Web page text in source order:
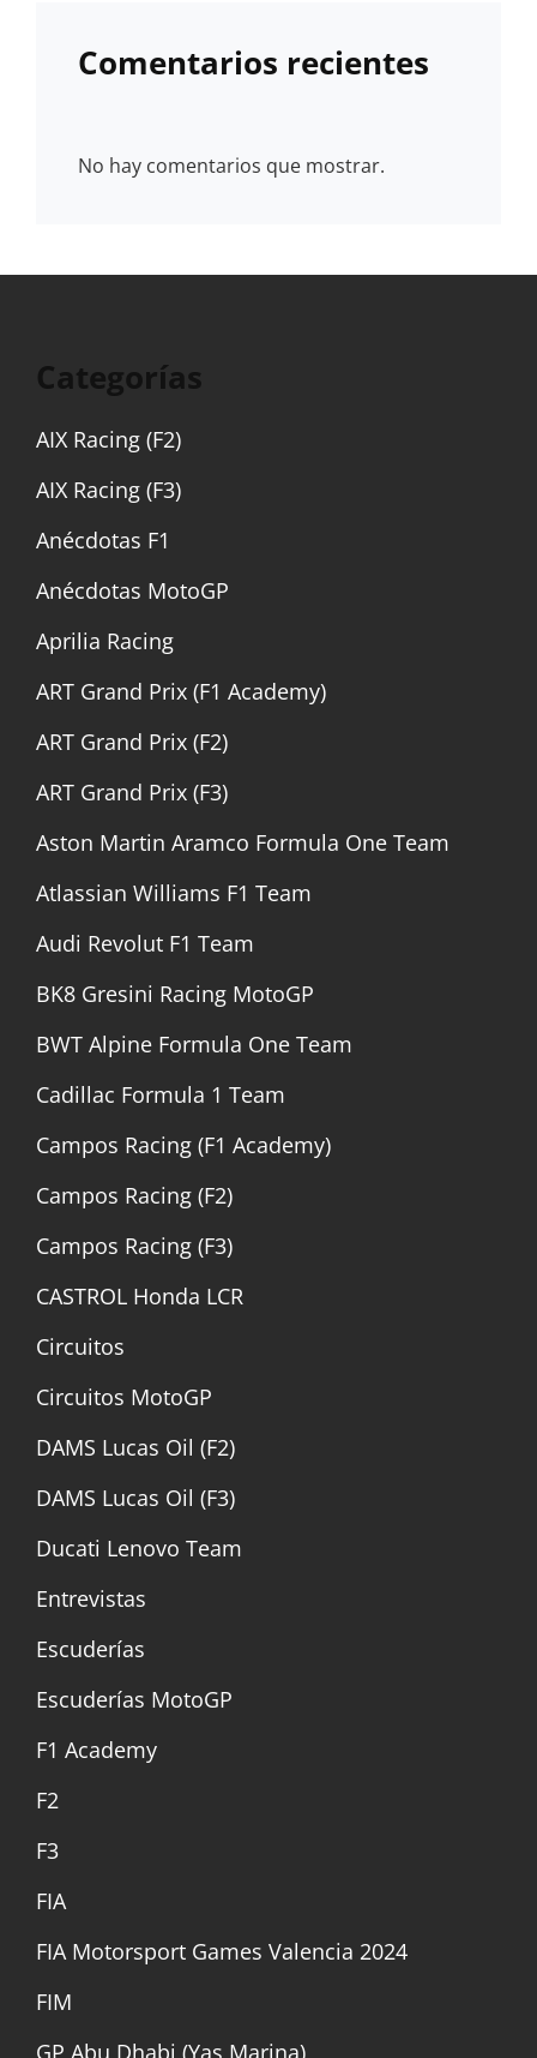
Comentarios recientes
No hay comentarios que mostrar.
Categorías
AIX Racing (F2)
AIX Racing (F3)
Anécdotas F1
Anécdotas MotoGP
Aprilia Racing
ART Grand Prix (F1 Academy)
ART Grand Prix (F2)
ART Grand Prix (F3)
Aston Martin Aramco Formula One Team
Atlassian Williams F1 Team
Audi Revolut F1 Team
BK8 Gresini Racing MotoGP
BWT Alpine Formula One Team
Cadillac Formula 1 Team
Campos Racing (F1 Academy)
Campos Racing (F2)
Campos Racing (F3)
CASTROL Honda LCR
Circuitos
Circuitos MotoGP
DAMS Lucas Oil (F2)
DAMS Lucas Oil (F3)
Ducati Lenovo Team
Entrevistas
Escuderías
Escuderías MotoGP
F1 Academy
F2
F3
FIA
FIA Motorsport Games Valencia 2024
FIM
GP Abu Dhabi (Yas Marina)